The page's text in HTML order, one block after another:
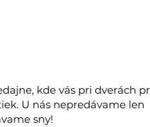
kde vás pri dverách
U nás nepredávame len
sny!